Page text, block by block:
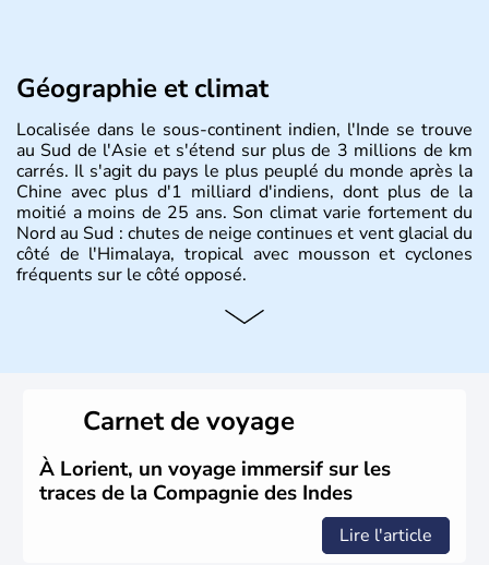
Géographie et climat
Localisée dans le sous-continent indien, l'Inde se trouve
au Sud de l'Asie et s'étend sur plus de 3 millions de km
carrés. Il s'agit du pays le plus peuplé du monde après la
Chine avec plus d'1 milliard d'indiens, dont plus de la
moitié a moins de 25 ans. Son climat varie fortement du
Nord au Sud : chutes de neige continues et vent glacial du
côté de l'Himalaya, tropical avec mousson et cyclones
fréquents sur le côté opposé.
Histoire et administration
siècle, l'Inde reste sous la domination de l'empire
britannique jusqu'à l'obtention de son indépendance en
1947. Le Taj Mahal, mausolée construit par un empereur
en l'honneur de son épouse, a été édifié dans les années
1640 et est aujourd'hui considéré comme l'une des 7
Carnet de voyage
À Lorient, un voyage immersif sur les
traces de la Compagnie des Indes
Lire l'article